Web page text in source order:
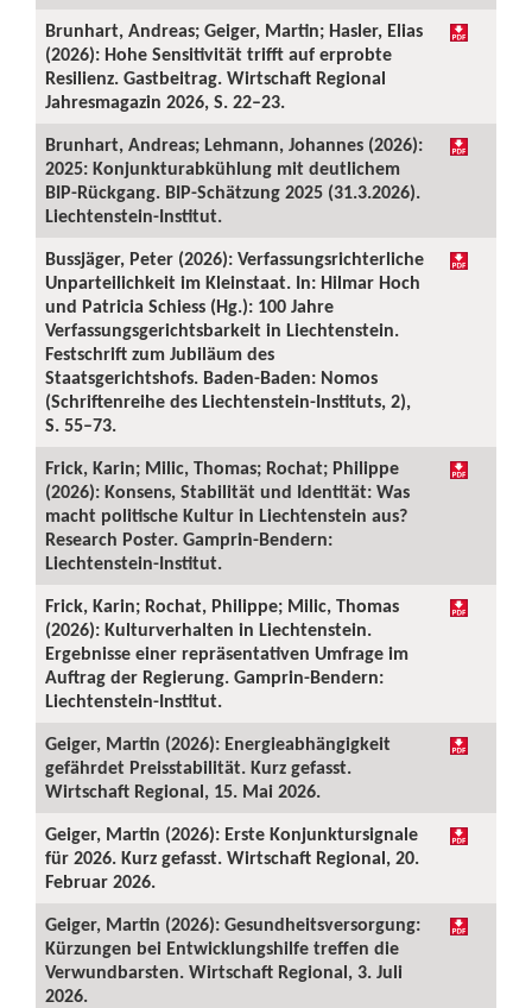
Brunhart, Andreas; Geiger, Martin; Hasler, Elias
(2026): Hohe Sensitivität trifft auf erprobte
Resilienz. Gastbeitrag. Wirtschaft Regional
Jahresmagazin 2026, S. 22–23.
Brunhart, Andreas; Lehmann, Johannes (2026):
2025: Konjunkturabkühlung mit deutlichem
BIP-Rückgang. BIP-Schätzung 2025 (31.3.2026).
Liechtenstein-Institut.
Bussjäger, Peter (2026): Verfassungsrichterliche
Unparteilichkeit im Kleinstaat. In: Hilmar Hoch
und Patricia Schiess (Hg.): 100 Jahre
Verfassungsgerichtsbarkeit in Liechtenstein.
Festschrift zum Jubiläum des
Staatsgerichtshofs. Baden-Baden: Nomos
(Schriftenreihe des Liechtenstein-Instituts, 2),
S. 55–73.
Frick, Karin; Milic, Thomas; Rochat; Philippe
(2026): Konsens, Stabilität und Identität: Was
macht politische Kultur in Liechtenstein aus?
Research Poster. Gamprin-Bendern:
Liechtenstein-Institut.
Frick, Karin; Rochat, Philippe; Milic, Thomas
(2026): Kulturverhalten in Liechtenstein.
Ergebnisse einer repräsentativen Umfrage im
Auftrag der Regierung. Gamprin-Bendern:
Liechtenstein-Institut.
Geiger, Martin (2026): Energieabhängigkeit
gefährdet Preisstabilität. Kurz gefasst.
Wirtschaft Regional, 15. Mai 2026.
Geiger, Martin (2026): Erste Konjunktursignale
für 2026. Kurz gefasst. Wirtschaft Regional, 20.
Februar 2026.
Geiger, Martin (2026): Gesundheitsversorgung:
Kürzungen bei Entwicklungshilfe treffen die
Verwundbarsten. Wirtschaft Regional, 3. Juli
2026.